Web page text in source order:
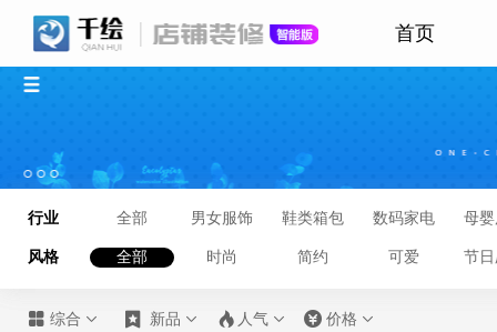
首页
行业 全部 男女服饰 鞋类箱包 数码家电 母
风格 全部 时尚 简约 可爱 节
 综合   新品   人气   价格 